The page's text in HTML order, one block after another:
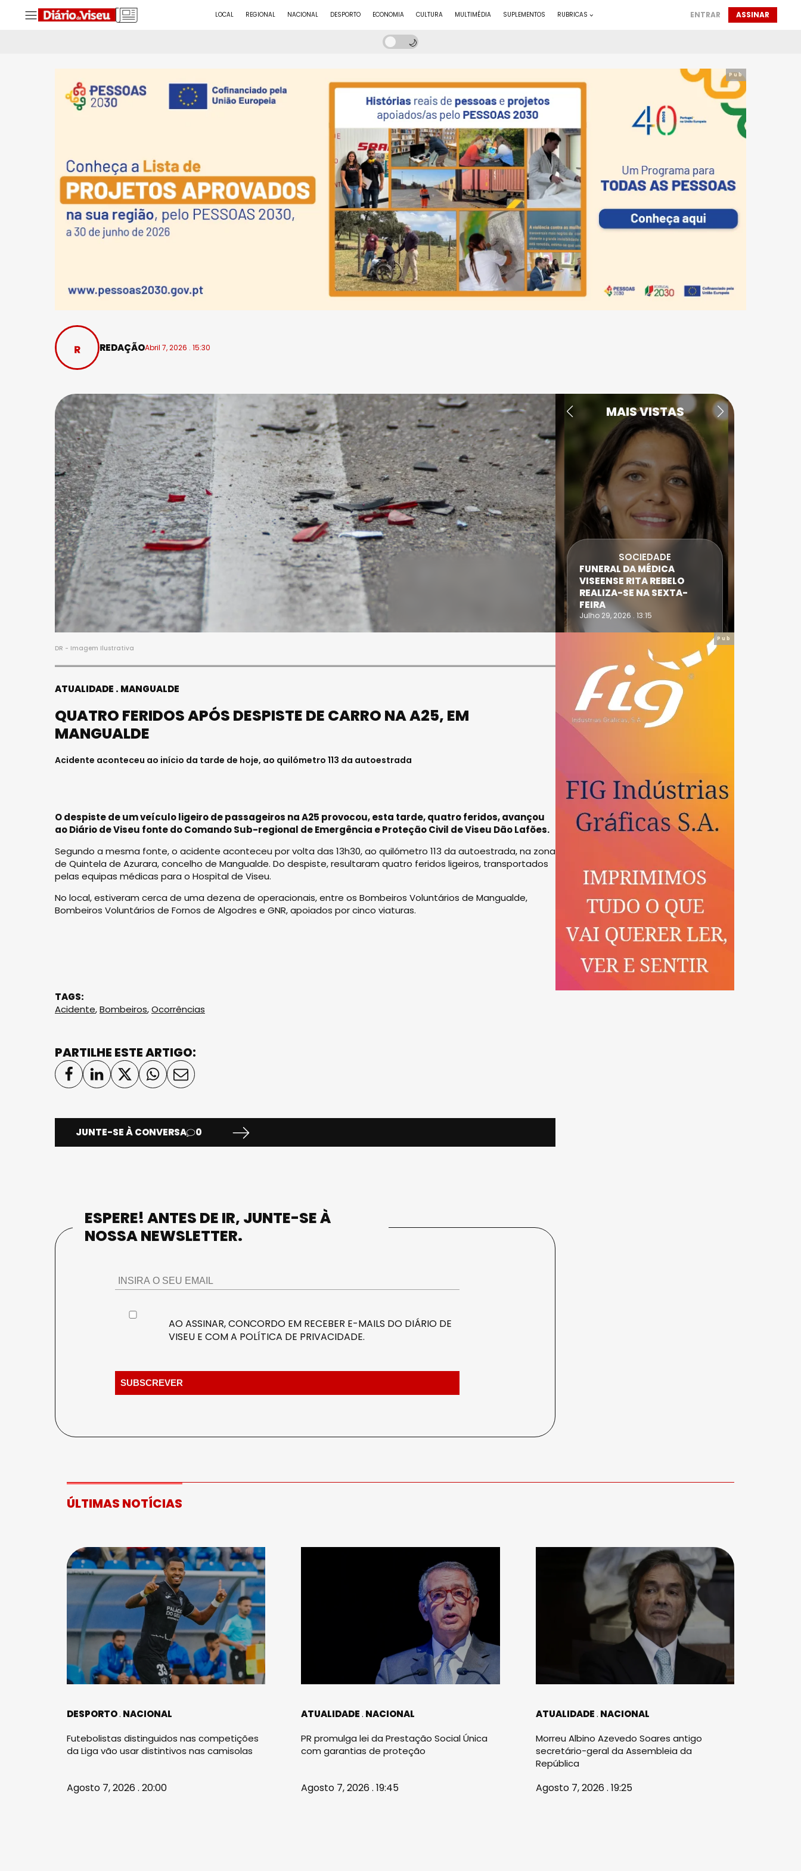
LOCAL REGIONAL NACIONAL DESPORTO ECONOMIA CULTURA MULTIMÉDIA SUPLEMENTOS RUBRICAS ENTRAR ASSINAR
Pub
REDAÇÃOAbril 7, 2026 . 15:30
DR - Imagem Ilustrativa
ATUALIDADE MANGUALDE
QUATRO FERIDOS APÓS DESPISTE DE CARRO NA A25, EM
MANGUALDE
Acidente aconteceu ao início da tarde de hoje, ao quilómetro 113 da autoestrada
O despiste de um veículo ligeiro de passageiros na A25 provocou, esta tarde, quatro feridos, avançou
ao Diário de Viseu fonte do Comando Sub-regional de Emergência e Proteção Civil de Viseu Dão Lafões.
Segundo a mesma fonte, o acidente aconteceu por volta das 13h30, ao quilómetro 113 da autoestrada, na zona
de Quintela de Azurara, concelho de Mangualde. Do despiste, resultaram quatro feridos ligeiros, transportados
pelas equipas médicas para o Hospital de Viseu.
No local, estiveram cerca de uma dezena de operacionais, entre os Bombeiros Voluntários de Mangualde,
Bombeiros Voluntários de Fornos de Algodres e GNR, apoiados por cinco viaturas.
TAGS:
Acidente,Bombeiros,Ocorrências
PARTILHE ESTE ARTIGO:
JUNTE-SE À CONVERSA 0
ESPERE! ANTES DE IR, JUNTE-SE À
NOSSA NEWSLETTER.
AO ASSINAR, CONCORDO EM RECEBER E-MAILS DO DIÁRIO DE
VISEU E COM A POLÍTICA DE PRIVACIDADE.
MAIS VISTAS
SOCIEDADE
FUNERAL DA MÉDICA
VISEENSE RITA REBELO
REALIZA-SE NA SEXTA-
FEIRA
Julho 29, 2026 . 13:15
Pub
ÚLTIMAS NOTÍCIAS
DESPORTO NACIONAL
Futebolistas distinguidos nas competições
da Liga vão usar distintivos nas camisolas
Agosto 7, 2026 . 20:00
ATUALIDADE NACIONAL
PR promulga lei da Prestação Social Única
com garantias de proteção
Agosto 7, 2026 . 19:45
ATUALIDADE NACIONAL
Morreu Albino Azevedo Soares antigo
secretário-geral da Assembleia da
República
Agosto 7, 2026 . 19:25